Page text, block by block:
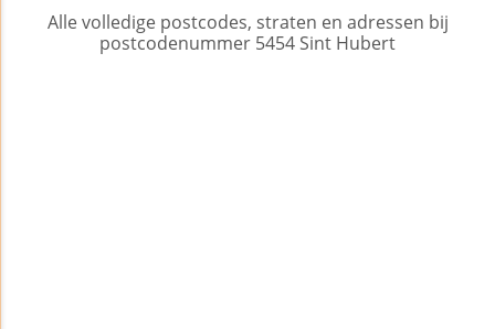
Alle volledige postcodes, straten en adressen bij
postcodenummer 5454 Sint Hubert